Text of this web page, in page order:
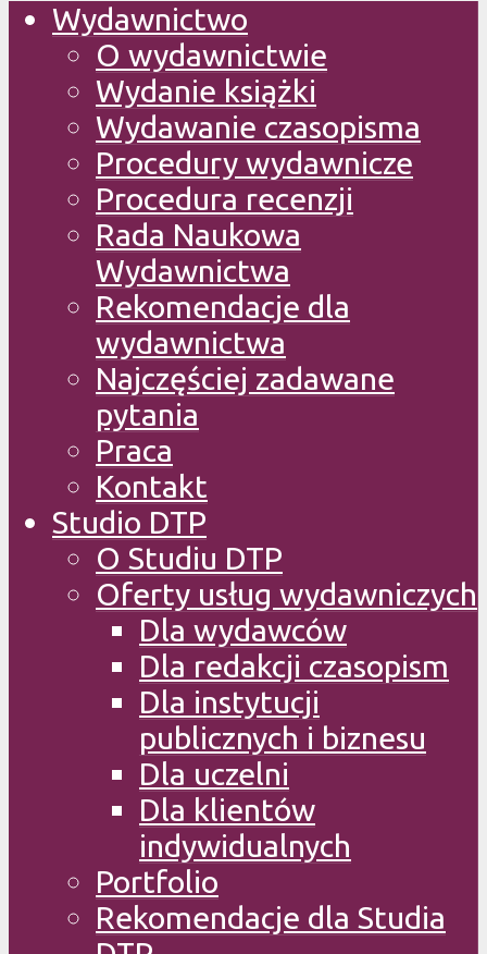
Wydawnictwo
O wydawnictwie
Wydanie książki
Wydawanie czasopisma
Procedury wydawnicze
Procedura recenzji
Rada Naukowa
Wydawnictwa
Rekomendacje dla
wydawnictwa
Najczęściej zadawane
pytania
Praca
Kontakt
Studio DTP
O Studiu DTP
Oferty usług wydawniczych
Dla wydawców
Dla redakcji czasopism
Dla instytucji
publicznych i biznesu
Dla uczelni
Dla klientów
indywidualnych
Portfolio
Rekomendacje dla Studia